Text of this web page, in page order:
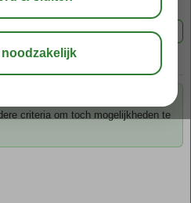
0 AANBIEDINGEN
criteria om toch mogelijkheden te